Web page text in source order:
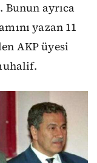
ayrıca
yazan 11
AKP üyesi